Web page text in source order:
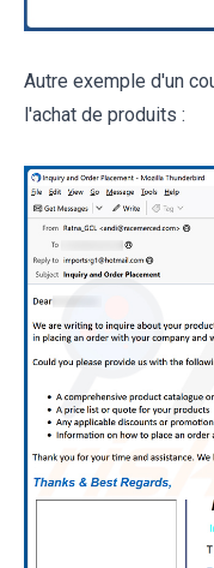
Autre exemple d'un
l'achat de produits :